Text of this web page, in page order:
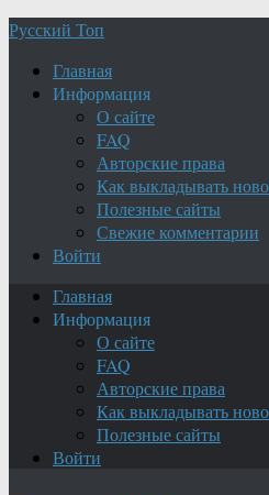
Русский Топ
Главная
Информация
О сайте
FAQ
Авторские права
Как выкладывать
Полезные сайты
Свежие комментарии
Войти
Главная
Информация
О сайте
FAQ
Авторские права
Как выкладывать
Полезные сайты
Войти